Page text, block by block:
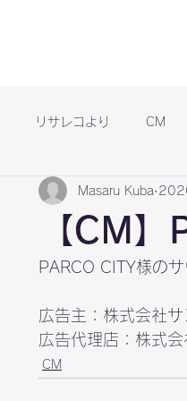
リサレコより CM
【CM
Masaru Kuba
広告主： 株式会社
広告代理店： 株式
CM